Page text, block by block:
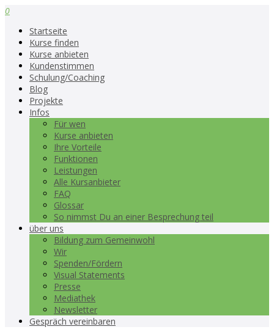
0
Startseite
Kurse finden
Kurse anbieten
Kundenstimmen
Schulung/Coaching
Blog
Projekte
Infos
Für wen
Kurse anbieten
Ihre Vorteile
Funktionen
Leistungen
Alle Kursanbieter
FAQ
Glossar
So nimmst Du an einer Besprechung teil
über uns
Bildung zum Gemeinwohl
Wir
Spenden/Fördern
Visual Statements
Presse
Mediathek
Newsletter
Gespräch vereinbaren